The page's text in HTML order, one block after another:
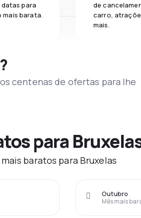
para
barata.
de
carro,
mais.
centenas de ofertas para lhe
para
baratos para Bruxelas
Mês mais
Outubro